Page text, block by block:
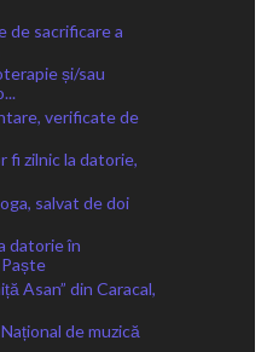
de sacrificare a
și/sau
verificate de
fi zilnic la datorie,
salvat de doi
datorie în
Asan” din Caracal,
de muzică